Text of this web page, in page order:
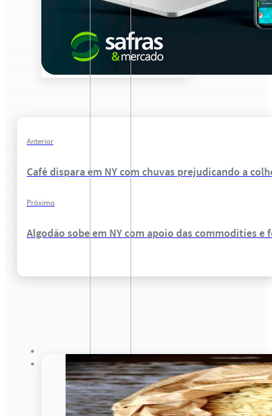
Anterior
Café dispara em NY com chuvas prejudicando a
Próximo
Algodão sobe em NY com apoio das commodities e